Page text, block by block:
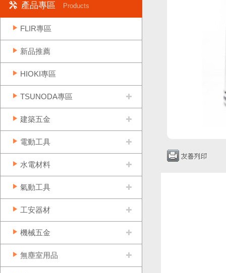
產品專區 Products
FLIR專區
新品推薦
HIOKI專區
TSUNODA專區
建築五金
電動工具
水電材料
氣動工具
工安器材
機械五金
無塵室用品